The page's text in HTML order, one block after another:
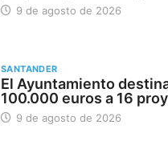
9 de agosto de 2026
SANTANDER
El Ayuntamiento
100.000 euros a 16
9 de agosto de 2026